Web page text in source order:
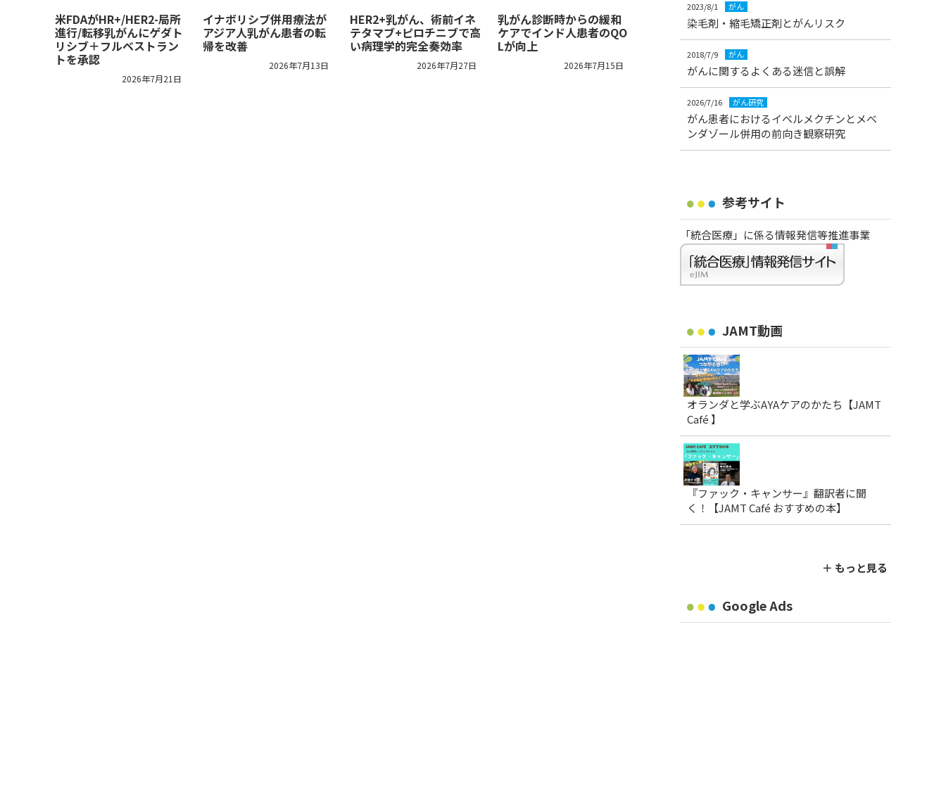
米FDAがHR+/HER2-局所
進行/転移乳がんにゲダト
リシブ＋フルベストラン
トを承認
2026年7月21日
イナボリシブ併用療法が
アジア人乳がん患者の転
帰を改善
2026年7月13日
HER2+乳がん、術前イネ
テタマブ+ピロチニブで高
い病理学的完全奏効率
2026年7月27日
乳がん診断時からの緩和
ケアでインド人患者のQO
Lが向上
2026年7月15日
2023/8/1 がん
染毛剤・縮毛矯正剤とがんリスク
2018/7/9 がん
がんに関するよくある迷信と誤解
2026/7/16 がん研究
がん患者におけるイベルメクチンとメベ
ンダゾール併用の前向き観察研究
参考サイト
「統合医療」に係る情報発信等推進事業
JAMT動画
オランダと学ぶAYAケアのかたち【JAMT
Café 】
『ファック・キャンサー』翻訳者に聞
く！【JAMT Café おすすめの本】
＋ もっと見る
Google Ads